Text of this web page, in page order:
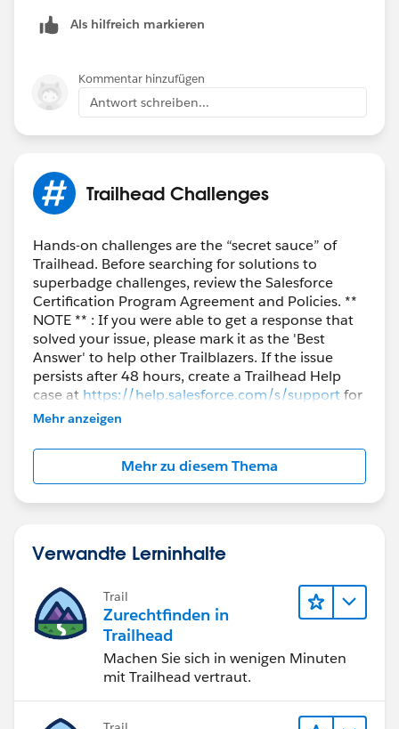
Als hilfreich markieren
Kommentar hinzufügen
Antwort schreiben...
Trailhead Challenges
Hands-on challenges are the “secret sauce” of
Trailhead. Before searching for solutions to
superbadge challenges, review the Salesforce
Certification Program Agreement and Policies. **
NOTE ** : If you were able to get a response that
solved your issue, please mark it as the 'Best
Answer' to help other Trailblazers. If the issue
persists after 48 hours, create a Trailhead Help
case at https://help.salesforce.com/s/supportfor
further assistance.
Mehr anzeigen
Mehr zu diesem Thema
Verwandte Lerninhalte
Trail
Zurechtfinden in
Trailhead
Machen Sie sich in wenigen Minuten
mit Trailhead vertraut.